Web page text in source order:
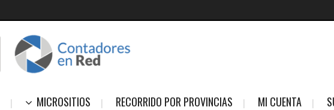
MICROSITIOS RECORRIDO POR PROVINCIAS MI CUENTA